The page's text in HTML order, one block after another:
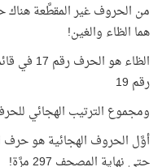
من الحروف غير المقطَّعة هناك
هما الظاء والغين!
الظاء
رقم 19
ومجموع الترتيب الهجائي
أوَّل الحروف الهجائية هو حرف
حتى نهاية المصحف 297 مرَّة!